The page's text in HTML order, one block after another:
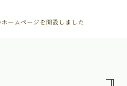
ームページを開設しました